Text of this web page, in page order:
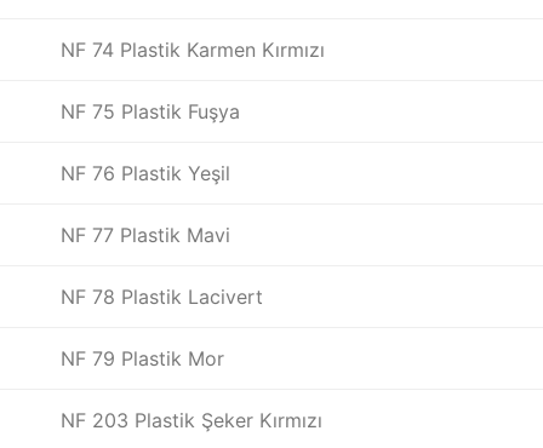
NF 74 Plastik Karmen Kırmızı
NF 75 Plastik Fuşya
NF 76 Plastik Yeşil
NF 77 Plastik Mavi
NF 78 Plastik Lacivert
NF 79 Plastik Mor
NF 203 Plastik Şeker Kırmızı